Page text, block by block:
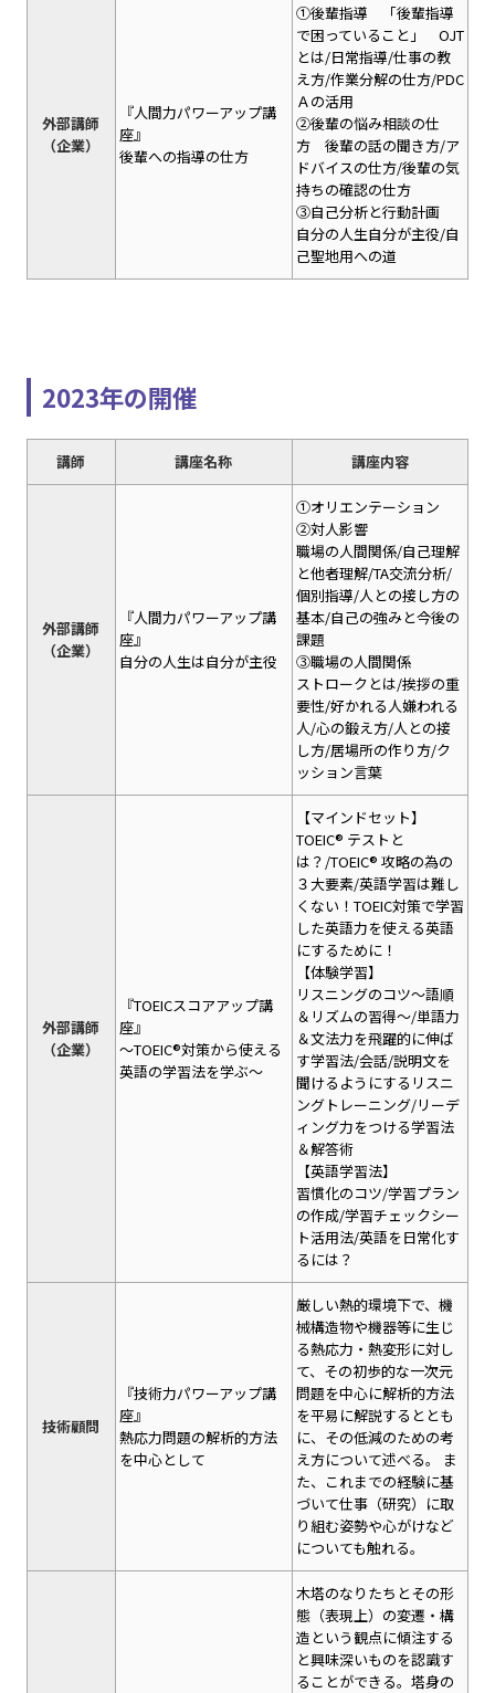
外部講師
（企業）
『人間力パワーアップ講
座』
後輩への指導の仕方
①後輩指導 「後輩指導
で困っていること」 OJT
とは/日常指導/仕事の教
え方/作業分解の仕方/PDC
Ａの活用
②後輩の悩み相談の仕
方 後輩の話の聞き方/ア
ドバイスの仕方/後輩の気
持ちの確認の仕方
③自己分析と行動計画
自分の人生自分が主役/自
己聖地用への道
2023年の開催
講師 講座名称 講座内容
外部講師
（企業）
『人間力パワーアップ講
座』
自分の人生は自分が主役
①オリエンテーション
②対人影響
職場の人間関係/自己理解
と他者理解/TA交流分析/
個別指導/人との接し方の
基本/自己の強みと今後の
課題
③職場の人間関係
ストロークとは/挨拶の重
要性/好かれる人嫌われる
人/心の鍛え方/人との接
し方/居場所の作り方/ク
ッション言葉
外部講師
（企業）
『TOEICスコアアップ講
座』
～TOEIC®対策から使える
英語の学習法を学ぶ～
【マインドセット】
TOEIC® テストと
は？/TOEIC® 攻略の為の
３大要素/英語学習は難し
くない！TOEIC対策で学習
した英語力を使える英語
にするために！
【体験学習】
リスニングのコツ～語順
＆リズムの習得～/単語力
＆文法力を飛躍的に伸ば
す学習法/会話/説明文を
聞けるようにするリスニ
ングトレーニング/リーデ
ィング力をつける学習法
＆解答術
【英語学習法】
習慣化のコツ/学習プラン
の作成/学習チェックシー
ト活用法/英語を日常化す
るには？
技術顧問
『技術力パワーアップ講
座』
熱応力問題の解析的方法
を中心として
厳しい熱的環境下で、機
械構造物や機器等に生じ
る熱応力・熱変形に対し
て、その初歩的な一次元
問題を中心に解析的方法
を平易に解説するととも
に、その低減のための考
え方について述べる。 ま
た、これまでの経験に基
づいて仕事（研究）に取
り組む姿勢や心がけなど
についても触れる。
木塔のなりたちとその形
態（表現上）の変遷・構
造という観点に傾注する
と興味深いものを認識す
ることができる。塔身の